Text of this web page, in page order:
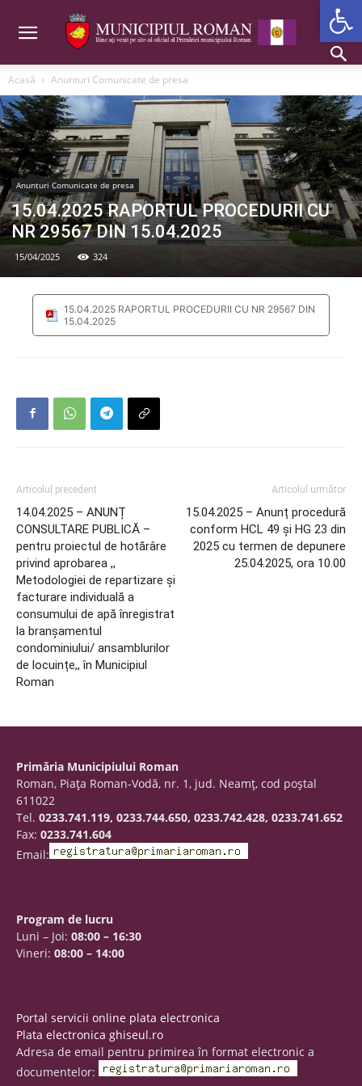
Acasă Anunturi Comunicate de presa
Anunturi Comunicate de presa
15.04.2025 RAPORTUL PROCEDURII CU
NR 29567 DIN 15.04.2025
15/04/2025 324
15.04.2025 RAPORTUL PROCEDURII CU NR 29567 DIN
15.04.2025
Articolul precedent
14.04.2025 – ANUNȚ
CONSULTARE PUBLICĂ –
pentru proiectul de hotărâre
privind aprobarea ,,
Metodologiei de repartizare și
facturare individuală a
consumului de apă înregistrat
la branșamentul
condominiului/ ansamblurilor
de locuințe,, în Municipiul
Roman
Articolul următor
15.04.2025 – Anunț procedură
conform HCL 49 și HG 23 din
2025 cu termen de depunere
25.04.2025, ora 10.00
Primăria Municipiului Roman
Roman, Piaţa Roman-Vodă, nr. 1, jud. Neamţ, cod poştal
611022
Tel. 0233.741.119, 0233.744.650, 0233.742.428, 0233.741.652
Fax: 0233.741.604
Email:
Program de lucru
Luni – Joi: 08:00 – 16:30
Vineri: 08:00 – 14:00
Portal servicii online plata electronica
Plata electronica ghiseul.ro
Adresa de email pentru primirea în format electronic a
documentelor: